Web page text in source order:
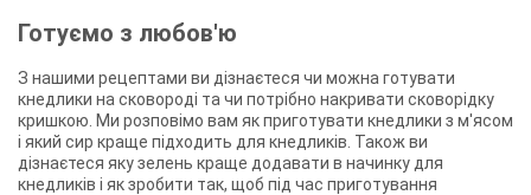
Готуємо з любов'ю
З нашими рецептами ви дізнаєтеся чи можна готувати
кнедлики на сковороді та чи потрібно накривати сковорідку
кришкою. Ми розповімо вам як приготувати кнедлики з м'ясом
і який сир краще підходить для кнедликів. Також ви
дізнаєтеся яку зелень краще додавати в начинку для
кнедликів і як зробити так, щоб під час приготування